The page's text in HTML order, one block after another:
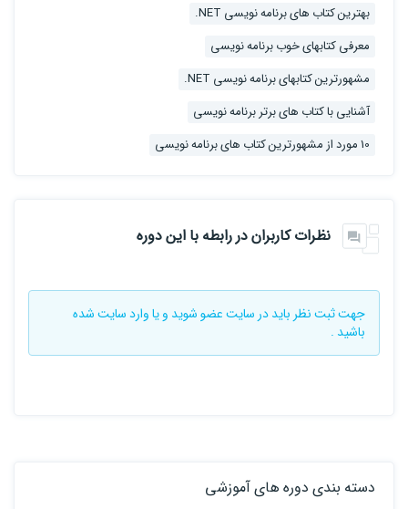
بهترین کتاب های برنامه نویسی NET.
معرفی کتابهای خوب برنامه نویسی
مشهورترین کتابهای برنامه نویسی NET.
آشنایی با کتاب های برتر برنامه نویسی
10 مورد از مشهورترین کتاب های برنامه نویسی
نظرات کاربران در رابطه با این دوره
جهت ثبت نظر باید در سایتعضو شوید و یاوارد سایتشده
باشید .
دسته بندی دوره های آموزشی